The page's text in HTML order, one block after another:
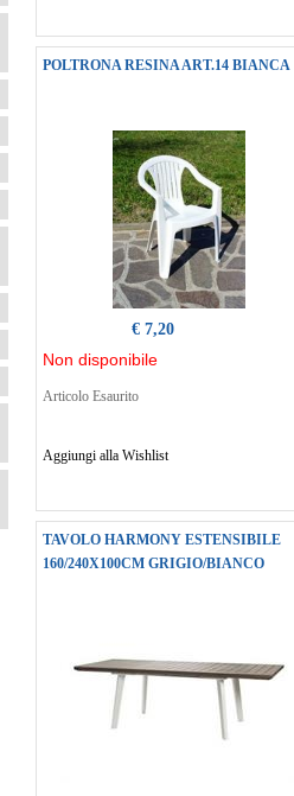
POLTRONA RESINA ART.14 BIANCA
€ 7,20
Non disponibile
Articolo Esaurito
Aggiungi alla Wishlist
TAVOLO HARMONY ESTENSIBILE
160/240X100CM GRIGIO/BIANCO